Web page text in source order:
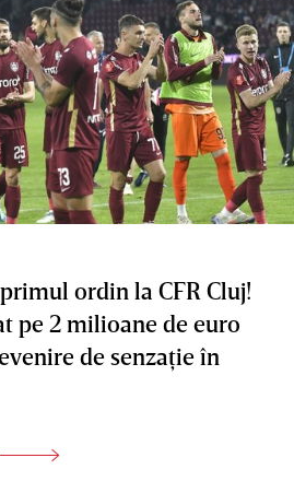
ordin la CFR Cluj!
pe 2 milioane de euro
de senzaţie în